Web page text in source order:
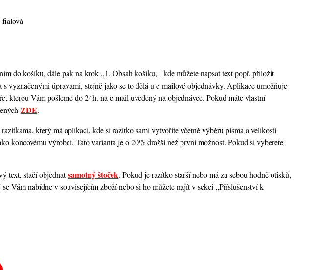
fialová
do košíku, dále pak na krok ,,1. Obsah košíku,, kde můžete napsat text popř. přiložit
vyznačenými úpravami, stejně jako se to dělá u e-mailové objednávky. Aplikace umožňuje
kterou Vám pošleme do 24h. na e-mail uvedený na objednávce. Pokud máte vlastní
ZDE.
který má aplikaci, kde si razítko sami vytvoříte včetně výběru písma a velikosti
koncovému výrobci. Tato varianta je o 20% dražší než první možnost. Pokud si vyberete
text, stačí objednatsamotný štoček. Pokud je razítko starší nebo má za sebou hodně otisků,
Vám nabídne v souvisejícím zboží nebo si ho můžete najít v sekci ,,Příslušenství k